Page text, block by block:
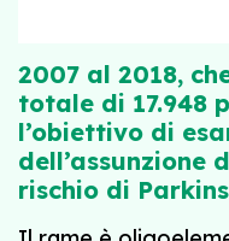
2007 al 2018,
totale di 17.948
l’obiettivo di
dell’assunzione
rischio di